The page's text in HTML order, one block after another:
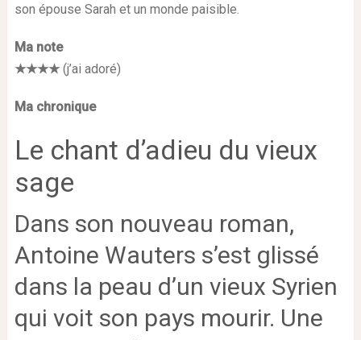
son épouse Sarah et un monde paisible.
Ma note
★★★★(j’ai adoré)
Ma chronique
Le chant d’adieu du vieux
sage
Dans son nouveau roman,
Antoine Wauters s’est glissé
dans la peau d’un vieux Syrien
qui voit son pays mourir. Une